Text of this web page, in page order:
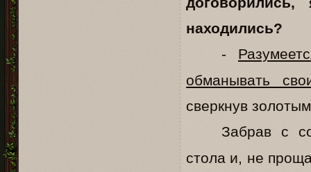
находились?
-
обманывать
сверкнув
Забрав с
стола и, не